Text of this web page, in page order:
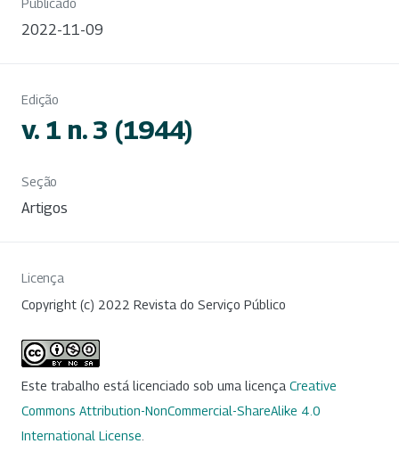
2022-11-09
Edição
v. 1 n. 3 (1944)
Seção
Artigos
Licença
Copyright (c) 2022 Revista do Serviço Público
Este trabalho está licenciado sob uma licença Creative
Commons Attribution-NonCommercial-ShareAlike 4.0
International License